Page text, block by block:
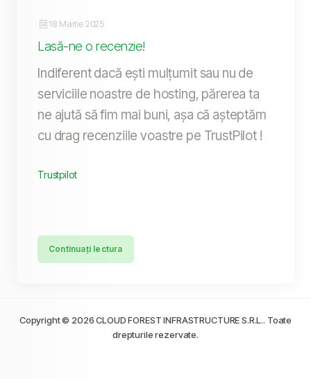
18 Martie 2025
Lasă-ne o recenzie!
Indiferent dacă ești mulțumit sau nu de
serviciile noastre de hosting, părerea ta
ne ajută să fim mai buni, așa că așteptăm
cu drag recenziile voastre pe TrustPilot !
Trustpilot
Continuați lectura
Copyright © 2026 CLOUD FOREST INFRASTRUCTURE S.R.L.. Toate
drepturile rezervate.